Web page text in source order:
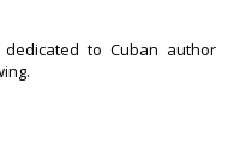
to Cuban author